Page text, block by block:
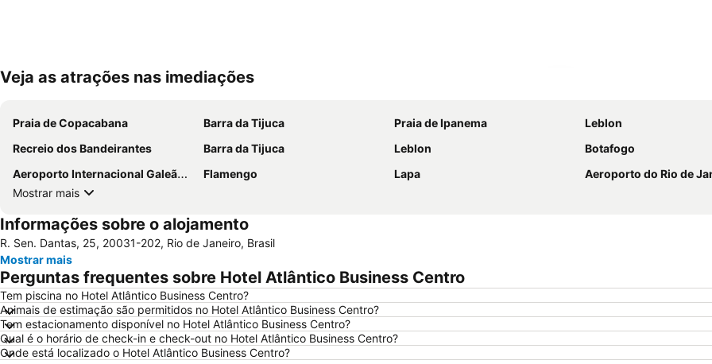
Veja as atrações nas imediações
Praia de Copacabana Barra da Tijuca Praia de Ipanema
Leblon
Recreio dos Bandeirantes
Barra da Tijuca Leblon
Botafogo
Aeroporto Internacional Galeão - Antônio Carlos Jobim
Flamengo Lapa
Aeroporto do Rio de Janeiro -
Mostrar mais
Informações sobre o alojamento
R. Sen. Dantas, 25, 20031-202, Rio de Janeiro, Brasil
Mostrar mais
Perguntas frequentes sobre Hotel Atlântico Business Centro
Tem piscina no Hotel Atlântico Business Centro?
Animais de estimação são permitidos no Hotel Atlântico Business Centro?
Tem estacionamento disponível no Hotel Atlântico Business Centro?
Qual é o horário de check-in e check-out no Hotel Atlântico Business Centro?
Onde está localizado o Hotel Atlântico Business Centro?